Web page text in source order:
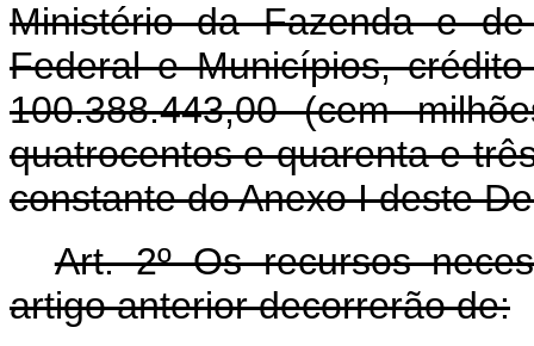
Ministério da Fazenda e
Federal e Municípios,
100.388.443,00 (cem
quatrocentos e quarenta e
constante do Anexo I deste
Art. 2º Os recursos
artigo anterior decorrerão de: